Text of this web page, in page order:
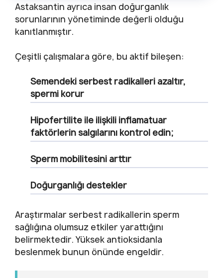
Astaksantin ayrıca insan doğurganlık
sorunlarının yönetiminde değerli olduğu
kanıtlanmıştır.
Çeşitli çalışmalara göre, bu aktif bileşen:
Semendeki serbest radikalleri azaltır,
spermi korur
Hipofertilite ile ilişkili inflamatuar
faktörlerin salgılarını kontrol edin;
Sperm mobilitesini arttır
Doğurganlığı destekler
Araştırmalar serbest radikallerin sperm
sağlığına olumsuz etkiler yarattığını
belirmektedir. Yüksek antioksidanla
beslenmek bunun önünde engeldir.